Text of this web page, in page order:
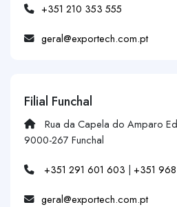
+351 210 353 555
geral@exportech.com.pt
Filial Funchal
Rua da Capela do Amparo
9000-267 Funchal
+351 291 601 603 | +351
geral@exportech.com.pt